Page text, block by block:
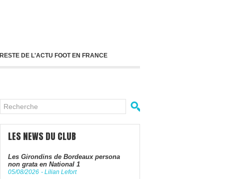
RESTE DE L'ACTU FOOT EN FRANCE
LES NEWS DU CLUB
Les Girondins de Bordeaux persona
non grata en National 1
05/08/2026 - Lilian Lefort